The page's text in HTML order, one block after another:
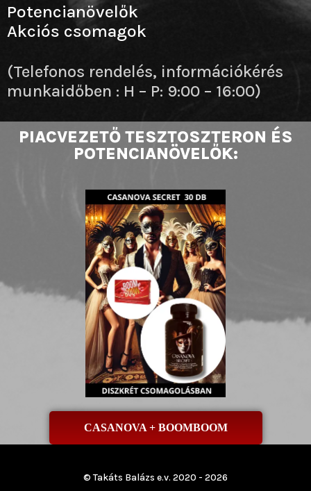
PIACVEZETŐ TESZTOSZTERON ÉS
POTENCIANÖVELŐK:
CASANOVA + BOOMBOOM
Potencianövelők
Akciós csomagok
(Telefonos rendelés, információkérés
munkaidőben : H – P: 9:00 – 16:00)
© Takáts Balázs e.v. 2020 - 2026